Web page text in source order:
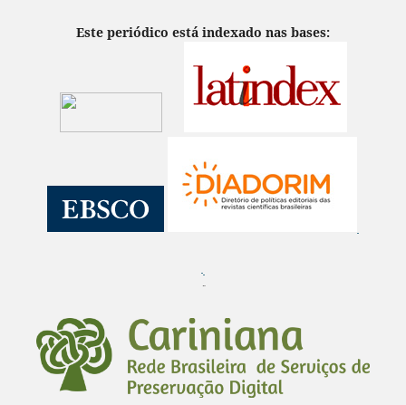
Este periódico está indexado nas bases:
¨